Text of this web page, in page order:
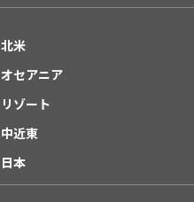
北米
オセアニア
リゾート
中近東
日本